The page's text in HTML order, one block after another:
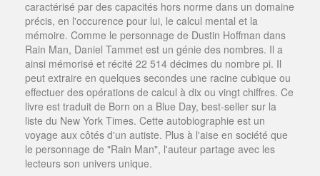
caractérisé par des capacités hors norme dans un domaine
précis, en l'occurence pour lui, le calcul mental et la
mémoire. Comme le personnage de Dustin Hoffman dans
Rain Man, Daniel Tammet est un génie des nombres. Il a
ainsi mémorisé et récité 22 514 décimes du nombre pi. Il
peut extraire en quelques secondes une racine cubique ou
effectuer des opérations de calcul à dix ou vingt chiffres. Ce
livre est traduit de Born on a Blue Day, best-seller sur la
liste du New York Times. Cette autobiographie est un
voyage aux côtés d'un autiste. Plus à l'aise en société que
le personnage de "Rain Man", l'auteur partage avec les
lecteurs son univers unique.